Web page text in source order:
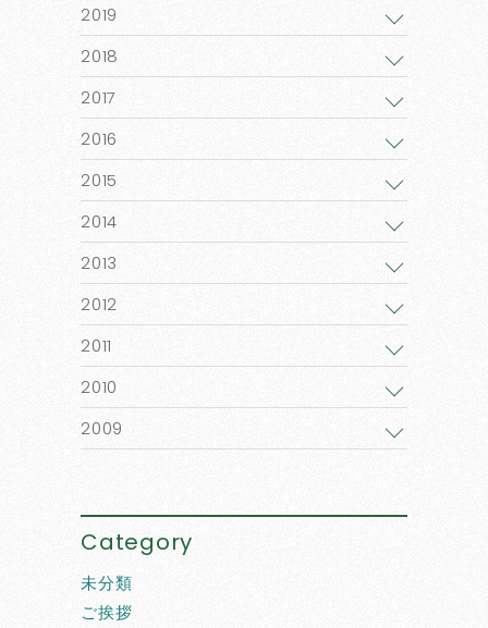
2019
2018
2017
2016
2015
2014
2013
2012
2011
2010
2009
Category
未分類
ご挨拶